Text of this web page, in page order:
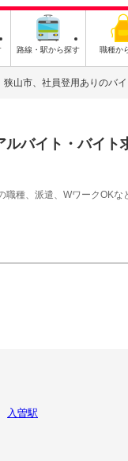
路線・駅から探す 職種か
狭山市、社員登用ありのバイ
ルバイト・バイト
種、派遣、WワークOKな
入曽駅